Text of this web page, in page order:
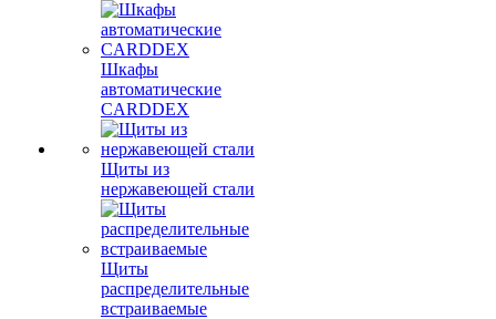
Шкафы
автоматические
CARDDEX
Щиты из
нержавеющей стали
Щиты
распределительные
встраиваемые